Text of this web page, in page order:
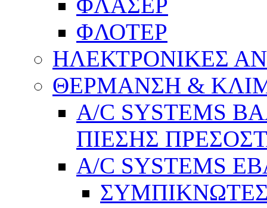
ΦΛΑΣΕΡ
ΦΛΟΤΕΡ
ΗΛΕΚΤΡΟΝΙΚΕΣ
ΘΕΡΜΑΝΣΗ &
A/C SYSTEMS
ΠΙΕΣΗΣ
A/C SYSTEMS